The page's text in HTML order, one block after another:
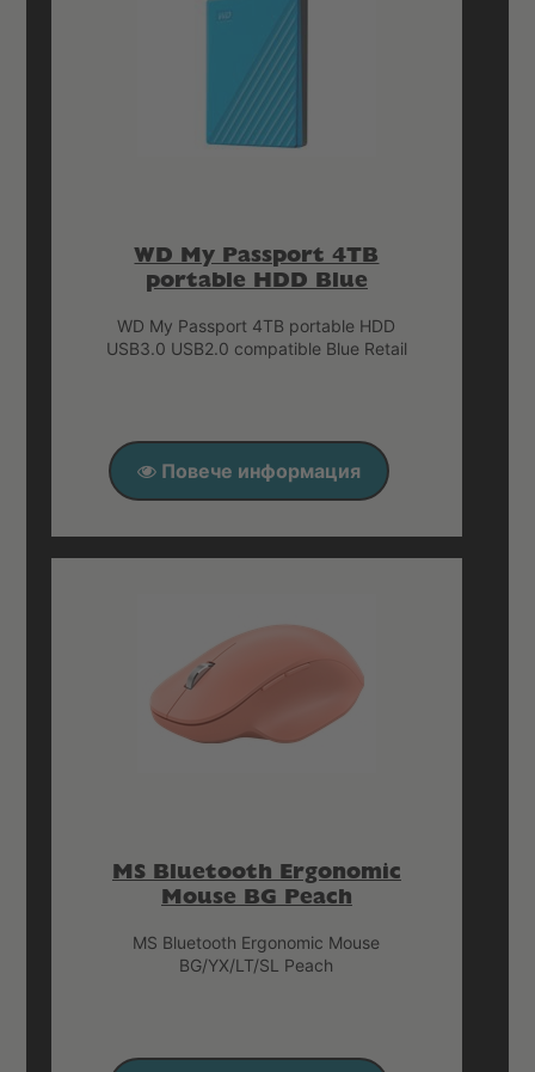
WD My Passport 4TB
portable HDD Blue
WD My Passport 4TB portable HDD
USB3.0 USB2.0 compatible Blue Retail
Повече информация
MS Bluetooth Ergonomic
Mouse BG Peach
MS Bluetooth Ergonomic Mouse
BG/YX/LT/SL Peach